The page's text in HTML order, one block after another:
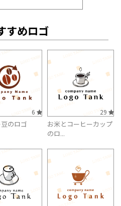
すめロゴ
6
のロゴ
29
お米とコーヒーカップ
のロ...